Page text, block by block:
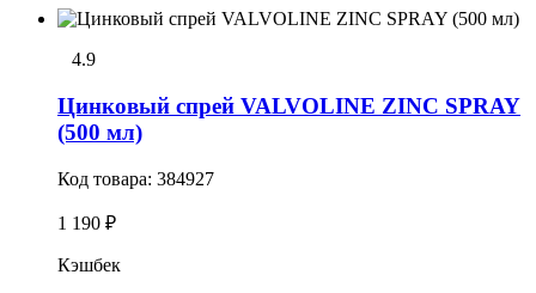
4.9
Цинковый спрей VALVOLINE ZINC SPRAY
(500 мл)
Код товара: 384927
1 190 ₽
Кэшбек